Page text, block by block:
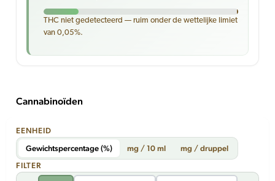
THC niet gedetecteerd — ruim onder de wettelijke limiet
van 0,05%.
Cannabinoïden
EENHEID
Gewichtspercentage (%)
mg / 10 ml
mg / druppel
FILTER